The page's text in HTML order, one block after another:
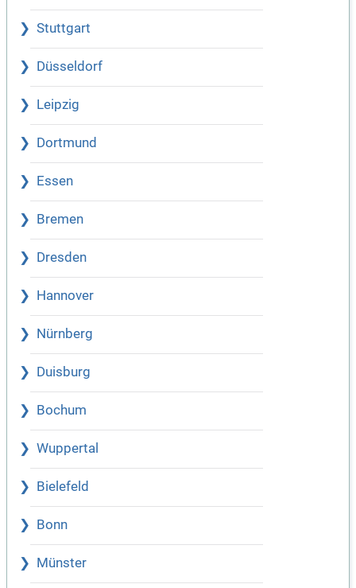
Stuttgart
Düsseldorf
Leipzig
Dortmund
Essen
Bremen
Dresden
Hannover
Nürnberg
Duisburg
Bochum
Wuppertal
Bielefeld
Bonn
Münster